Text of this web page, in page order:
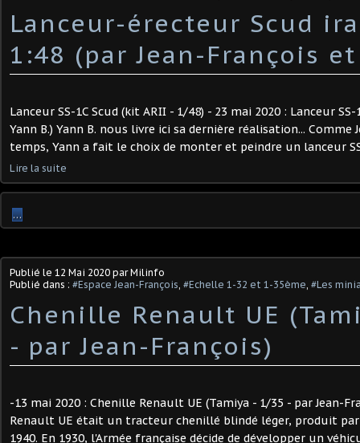
Lanceur-érecteur Scud
1:48 (par Jean-François
Lanceur SS-1C Scud (kit ARII - 1/48) - 23 mai 2020 : Lanceur
Yann B.) Yann B. nous livre ici sa dernière réalisation... Comme
temps, Yann a fait le choix de monter et peindre un lanceur
Lire la suite
…
Publié le 12 Mai 2020 par Milinfo
Publié dans : #Espace Jean-François, #Echelle 1-32 et 1-35ème, #Les
Chenille Renault UE
- par Jean-François)
-13 mai 2020 : Chenille Renault UE (Tamiya - 1/35 - par Jean-
Renault UE était un tracteur chenillé blindé léger, produit
1940. En 1930, l'Armée française décide de développer un